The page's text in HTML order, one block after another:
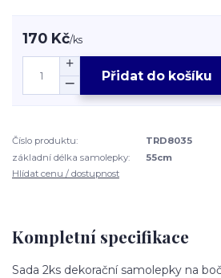
170 Kč/ks
Přidat do košíku
Číslo produktu:
TRD8035
základní délka samolepky:
55cm
Hlídat cenu / dostupnost
Kompletní specifikace
Sada 2ks dekorační samolepky na